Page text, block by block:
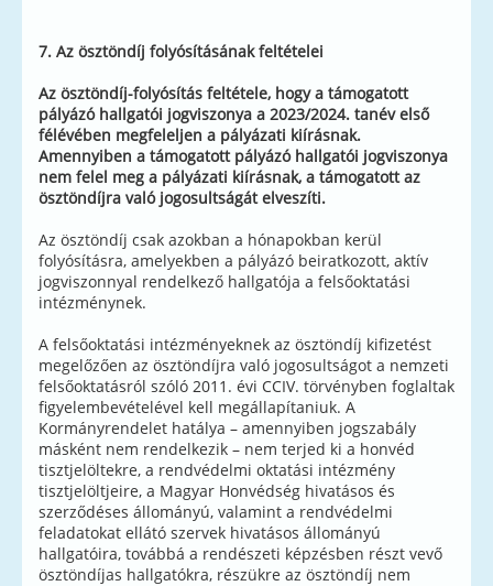
7. Az ösztöndíj folyósításának feltételei
Az ösztöndíj-folyósítás feltétele, hogy a támogatott
pályázó hallgatói jogviszonya a 2023/2024. tanév első
félévében megfeleljen a pályázati kiírásnak.
Amennyiben a támogatott pályázó hallgatói jogviszonya
nem felel meg a pályázati kiírásnak, a támogatott az
ösztöndíjra való jogosultságát elveszíti.
Az ösztöndíj csak azokban a hónapokban kerül
folyósításra, amelyekben a pályázó beiratkozott, aktív
jogviszonnyal rendelkező hallgatója a felsőoktatási
intézménynek.
A felsőoktatási intézményeknek az ösztöndíj kifizetést
megelőzően az ösztöndíjra való jogosultságot a nemzeti
felsőoktatásról szóló 2011. évi CCIV. törvényben foglaltak
figyelembevételével kell megállapítaniuk. A
Kormányrendelet hatálya – amennyiben jogszabály
másként nem rendelkezik – nem terjed ki a honvéd
tisztjelöltekre, a rendvédelmi oktatási intézmény
tisztjelöltjeire, a Magyar Honvédség hivatásos és
szerződéses állományú, valamint a rendvédelmi
feladatokat ellátó szervek hivatásos állományú
hallgatóira, továbbá a rendészeti képzésben részt vevő
ösztöndíjas hallgatókra, részükre az ösztöndíj nem